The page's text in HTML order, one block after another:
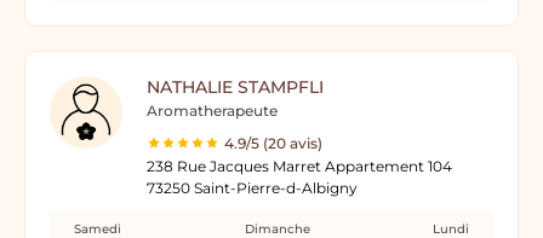
NATHALIE STAMPFLI
Aromatherapeute
4.9/5 (20 avis)
238 Rue Jacques Marret Appartement 104
73250 Saint-Pierre-d-Albigny
Samedi Dimanche Lundi